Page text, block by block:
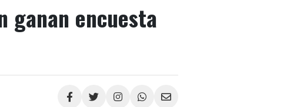
ganan encuesta
Compartir